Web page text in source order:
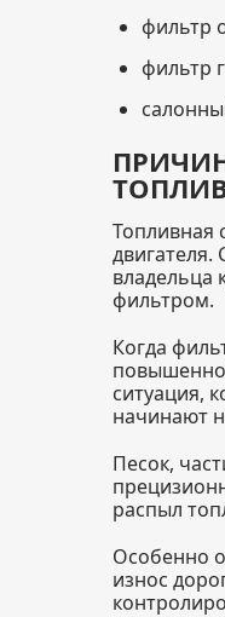
фильтр
фильтр
Топливная
владельца
фильтром.
Когда
ситуация,
начинают
Песок,
распыл
Особенно
износ